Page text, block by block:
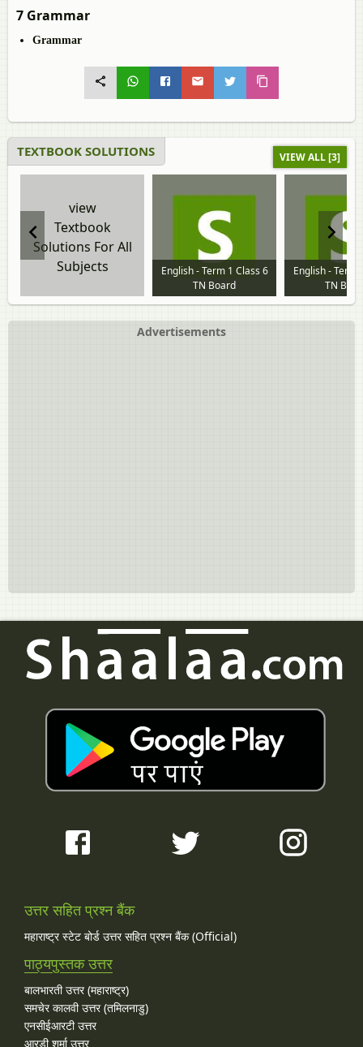
7 Grammar
Grammar
TEXTBOOK SOLUTIONS VIEW ALL [3]
view
Textbook
Solutions For All
Subjects
English - Term 1 Class 6
TN Board
English - Term
TN
Advertisements
उत्तर सहित प्रश्न बैंक
महाराष्ट्र स्टेट बोर्ड उत्तर सहित प्रश्न बैंक (Official)
पाठ्यपुस्तक उत्तर
बालभारती उत्तर (महाराष्ट्र)
समचेर कालवी उत्तर (तमिलनाडु)
एनसीईआरटी उत्तर
आरडी शर्मा उत्तर